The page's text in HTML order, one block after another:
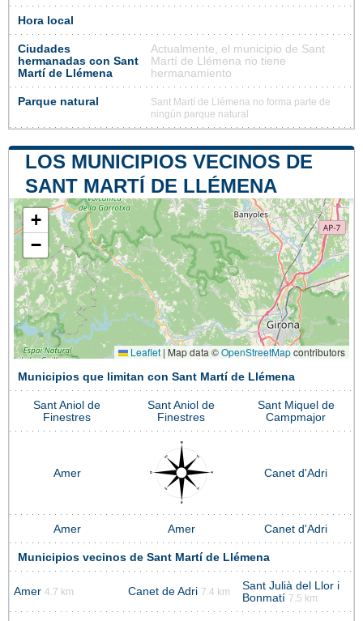
Hora local
Ciudades
hermanadas con Sant
Martí de Llémena
Actualmente, el municipio de Sant
Martí de Llémena no tiene
hermanamiento
Parque natural
Sant Martí de Llémena no forma parte de
ningún parque natural
LOS MUNICIPIOS VECINOS DE
SANT MARTÍ DE LLÉMENA
+
−
Leaflet | Map data ©OpenStreetMapcontributors
Municipios que limitan con Sant Martí de Llémena
Sant Aniol de
Finestres
Sant Aniol de
Finestres
Sant Miquel de
Campmajor
Amer Canet d'Adri
Amer Amer Canet d'Adri
Municipios vecinos de Sant Martí de Llémena
Amer 4.7 km Canet de Adri 7.4 km
Sant Julià del Llor i
Bonmatí 7.5 km